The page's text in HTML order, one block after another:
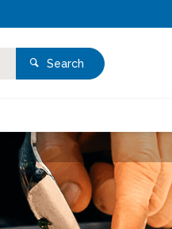
Search